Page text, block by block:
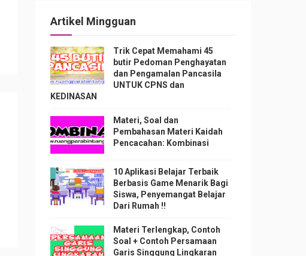
Artikel Mingguan
Trik Cepat Memahami 45
butir Pedoman Penghayatan
dan Pengamalan Pancasila
UNTUK CPNS dan
KEDINASAN
Materi, Soal dan
Pembahasan Materi Kaidah
Pencacahan: Kombinasi
10 Aplikasi Belajar Terbaik
Berbasis Game Menarik Bagi
Siswa, Penyemangat Belajar
Dari Rumah !!
Materi Terlengkap, Contoh
Soal + Contoh Persamaan
Garis Singgung Lingkaran